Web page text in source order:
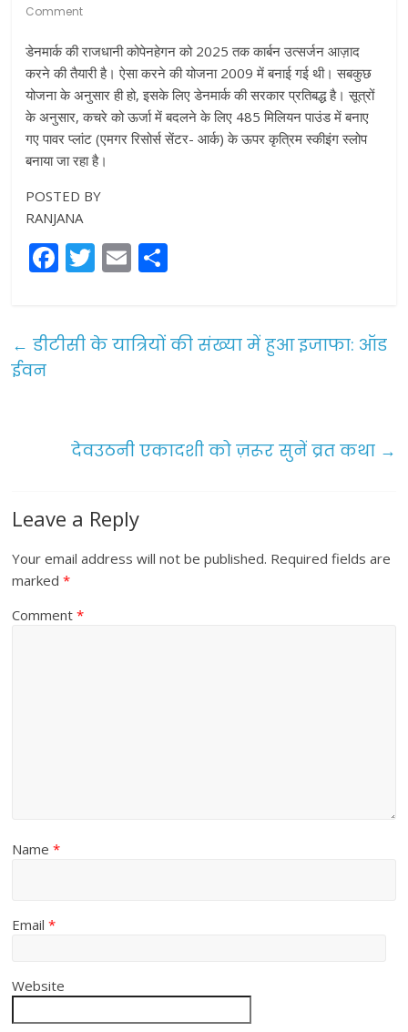
Comment
डेनमार्क की राजधानी कोपेनहेगन को 2025 तक कार्बन उत्सर्जन आज़ाद
करने की तैयारी है। ऐसा करने की योजना 2009 में बनाई गई थी। सबकुछ
योजना के अनुसार ही हो, इसके लिए डेनमार्क की सरकार प्रतिबद्ध है। सूत्रों
के अनुसार, कचरे को ऊर्जा में बदलने के लिए 485 मिलियन पाउंड में बनाए
गए पावर प्लांट (एमगर रिसोर्स सेंटर- आर्क) के ऊपर कृत्रिम स्कीइंग स्लोप
बनाया जा रहा है।
POSTED BY
RANJANA
F
a
e
o
k
T
w
er
E
m
l e
← डीटीसी के यात्रियों की संख्या में हुआ इजाफा: ऑड
ईवन
देवउठनी एकादशी को ज़रूर सुनें व्रत कथा →
Leave a Reply
Your email address will not be published. Required fields are
marked*
Comment*
Name*
Email*
Website